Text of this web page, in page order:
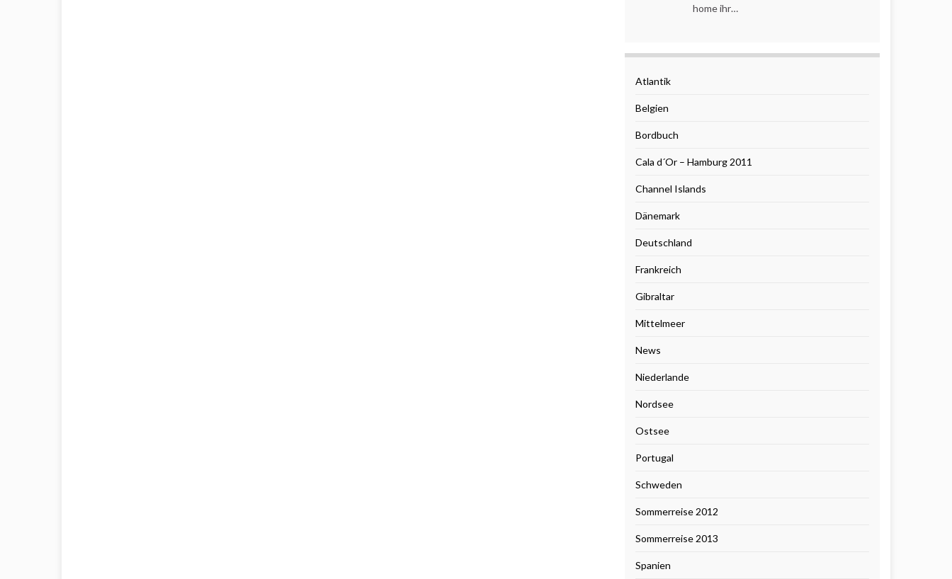
home ihr…
Atlantik
Belgien
Bordbuch
Cala d´Or – Hamburg 2011
Channel Islands
Dänemark
Deutschland
Frankreich
Gibraltar
Mittelmeer
News
Niederlande
Nordsee
Ostsee
Portugal
Schweden
Sommerreise 2012
Sommerreise 2013
Spanien